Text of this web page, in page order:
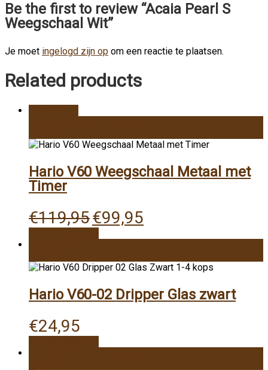
Be the first to review “Acaia Pearl S
Weegschaal Wit”
Je moet ingelogd zijn op om een reactie te plaatsen.
Related products
Hario V60 Weegschaal Metaal met
Timer
€119,95 Oorspronkelijke
prijs
€99,95prijs
Hario V60-02 Dripper Glas zwart
€24,95